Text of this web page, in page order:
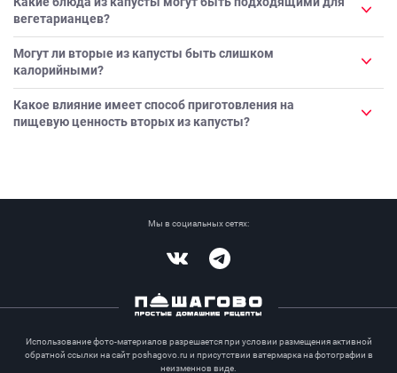
вегетарианцев?
Могут ли вторые из капусты быть слишком
калорийными?
Какое влияние имеет способ приготовления на
пищевую ценность вторых из капусты?
Мы в социальных сетях:
Использование фото-материалов разрешается при условии размещения активной
обратной ссылки на сайт poshagovo.ru и присутствии ватермарка на фотографии в
неизменнов виде.